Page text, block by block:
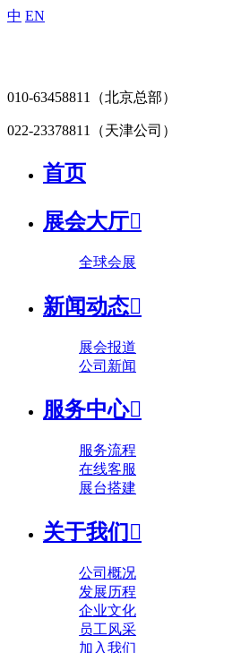
中 EN
010-63458811 （北京总部）
022-23378811 （天津公司）
首页
展会大厅
全球会展
新闻动态
展会报道
公司新闻
服务中心
服务流程
在线客服
展台搭建
关于我们 
公司概况
发展历程
企业文化
员工风采
加入我们